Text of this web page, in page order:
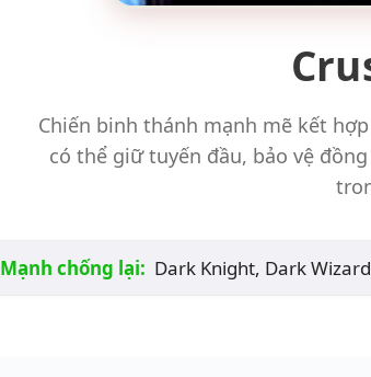
Chiến binh thánh mạnh mẽ kết
có thể giữ tuyến đầu, bảo vệ
Mạnh chống lại: Dark Knight, Dark Wizard